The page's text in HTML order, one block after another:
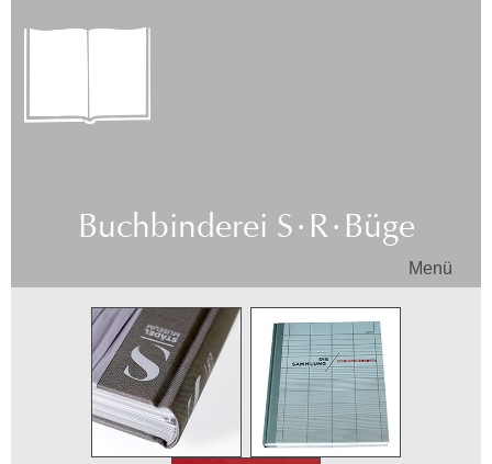
Buchbinderei S·R· Büge
Menü